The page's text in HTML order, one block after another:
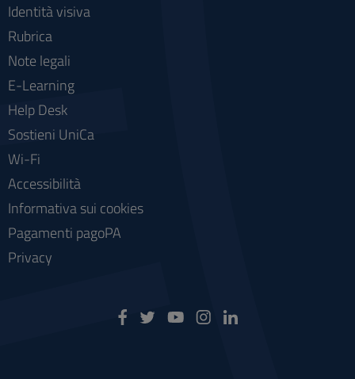
Identità visiva
Rubrica
Note legali
E-Learning
Help Desk
Sostieni UniCa
Wi-Fi
Accessibilità
Informativa sui cookies
Pagamenti pagoPA
Privacy